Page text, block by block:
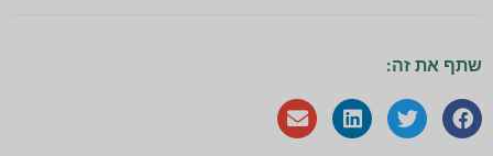
שתף את זה: